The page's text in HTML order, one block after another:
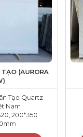
(AURORA
Tạo Quartz
Nam
200*350